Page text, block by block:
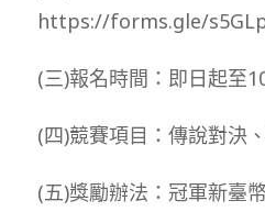
https://forms.gle/
(三)報名時間：即日起至
(四)競賽項目：傳說對決
(五)獎勵辦法：冠軍新臺